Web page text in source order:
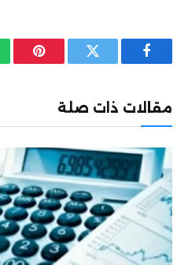
فيسبوك تويتر
مقالات ذات صلة